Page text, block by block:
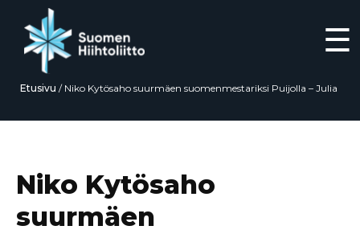
☰
Etusivu / Niko Kytösaho suurmäen suomenmestariksi Puijolla – Julia
Niko Kytösaho
suurmäen